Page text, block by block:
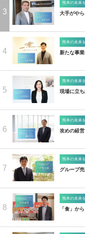
3
熊本の未来
大手がや
4
熊本の未来
新たな事
5
熊本の未来
現場に立
6
熊本の未来
攻めの経
7
熊本の未来
グループ
8
熊本の未来
「食」か